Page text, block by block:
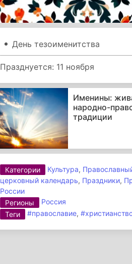
День тезоименитства
Празднуется: 11 ноября
Именины:
народно-
традиции
Категории Культура,
церковный календарь, Праздники,
России
Регионы
Россия
Теги
#православие,